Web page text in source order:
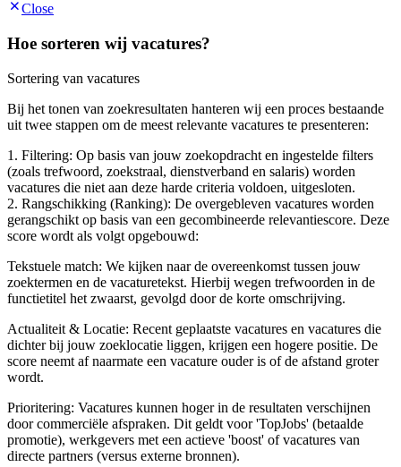
Close
Hoe sorteren wij vacatures?
Sortering van vacatures
Bij het tonen van zoekresultaten hanteren wij een proces bestaande
uit twee stappen om de meest relevante vacatures te presenteren:
1. Filtering: Op basis van jouw zoekopdracht en ingestelde filters
(zoals trefwoord, zoekstraal, dienstverband en salaris) worden
vacatures die niet aan deze harde criteria voldoen, uitgesloten.
2. Rangschikking (Ranking): De overgebleven vacatures worden
gerangschikt op basis van een gecombineerde relevantiescore. Deze
score wordt als volgt opgebouwd:
Tekstuele match: We kijken naar de overeenkomst tussen jouw
zoektermen en de vacaturetekst. Hierbij wegen trefwoorden in de
functietitel het zwaarst, gevolgd door de korte omschrijving.
Actualiteit & Locatie: Recent geplaatste vacatures en vacatures die
dichter bij jouw zoeklocatie liggen, krijgen een hogere positie. De
score neemt af naarmate een vacature ouder is of de afstand groter
wordt.
Prioritering: Vacatures kunnen hoger in de resultaten verschijnen
door commerciële afspraken. Dit geldt voor 'TopJobs' (betaalde
promotie), werkgevers met een actieve 'boost' of vacatures van
directe partners (versus externe bronnen).